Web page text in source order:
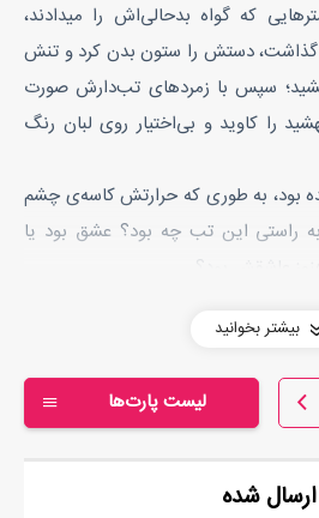
که گواه بدحالی‌اش را میدادند،
دستش را ستون بدن کرد و تنش
سپس با زمرد‌های تب‌دارش صورت
را کاوید و بی‌اختیار روی لبان رنگ
بود، به طوری که حرارتش کاسه‌ی چشم
راستی این تب چه بود؟ عشق بود یا
مانده بود و مثل هروقت دیگری جزبه‌جز
گذراند؛ حقا که هنوز هم قرمز به تن
قرمزی، آن لباس شب زیبا‌یش نباشد!
گوشش می‌شنید، حتی نفس شوم
بیشتر بخوانید
لیست پارت‌ها
شده